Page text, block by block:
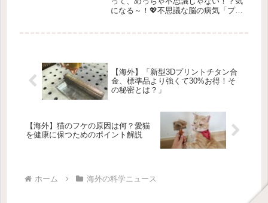
になる～！💖不思議な脳の病気「プロ
【海外】「新型3Dプリントチタン合
金、標準品より強くて30%お得！そ
の秘密とは？」
【海外】猫のフケの原因は何？愛猫
を健康に保つためのポイント解説
ホーム 海外の科学ニュース